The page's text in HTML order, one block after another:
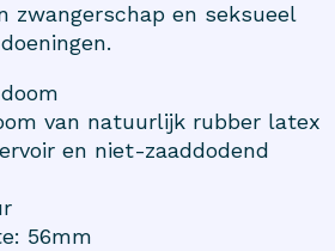
zwangerschap en seksueel
van natuurlijk rubber latex
en niet-zaaddodend
56mm